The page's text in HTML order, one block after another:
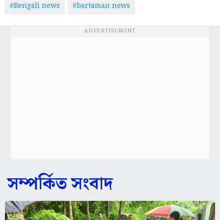
#Bengali news #bartaman news
ADVERTISEMENT
সম্পর্কিত সংবাদ